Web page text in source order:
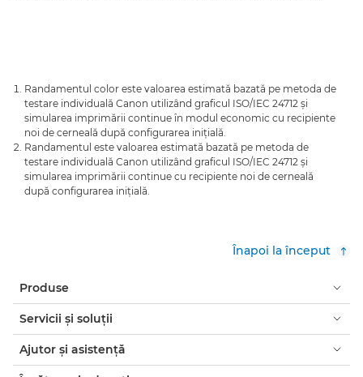
Randamentul color este valoarea estimată bazată pe metoda de
testare individuală Canon utilizând graficul ISO/IEC 24712 şi
simularea imprimării continue în modul economic cu recipiente
noi de cerneală după configurarea iniţială.
Randamentul este valoarea estimată bazată pe metoda de
testare individuală Canon utilizând graficul ISO/IEC 24712 şi
simularea imprimării continue cu recipiente noi de cerneală
după configurarea iniţială.
Înapoi la început
Produse
Servicii şi soluţii
Ajutor şi asistenţă